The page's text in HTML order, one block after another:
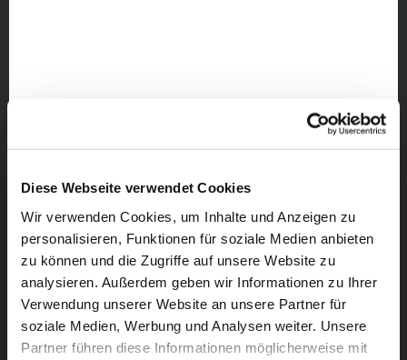
Diese Webseite verwendet Cookies
Wir verwenden Cookies, um Inhalte und Anzeigen zu
personalisieren, Funktionen für soziale Medien anbieten
zu können und die Zugriffe auf unsere Website zu
analysieren. Außerdem geben wir Informationen zu Ihrer
Verwendung unserer Website an unsere Partner für
soziale Medien, Werbung und Analysen weiter. Unsere
Partner führen diese Informationen möglicherweise mit